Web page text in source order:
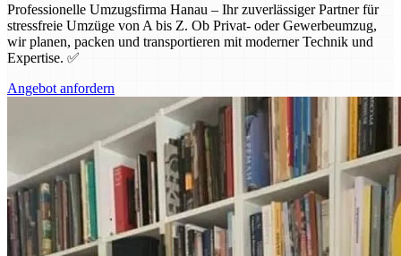
Professionelle Umzugsfirma Hanau – Ihr zuverlässiger Partner für
stressfreie Umzüge von A bis Z. Ob Privat- oder Gewerbeumzug,
wir planen, packen und transportieren mit moderner Technik und
Expertise. ✅
Angebot anfordern